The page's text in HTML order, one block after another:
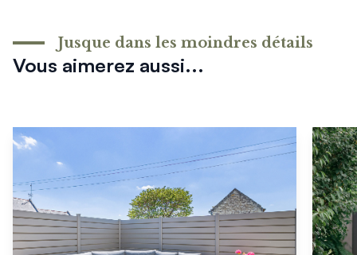
Vous aimerez aussi...
Jusque dans les moindres détails